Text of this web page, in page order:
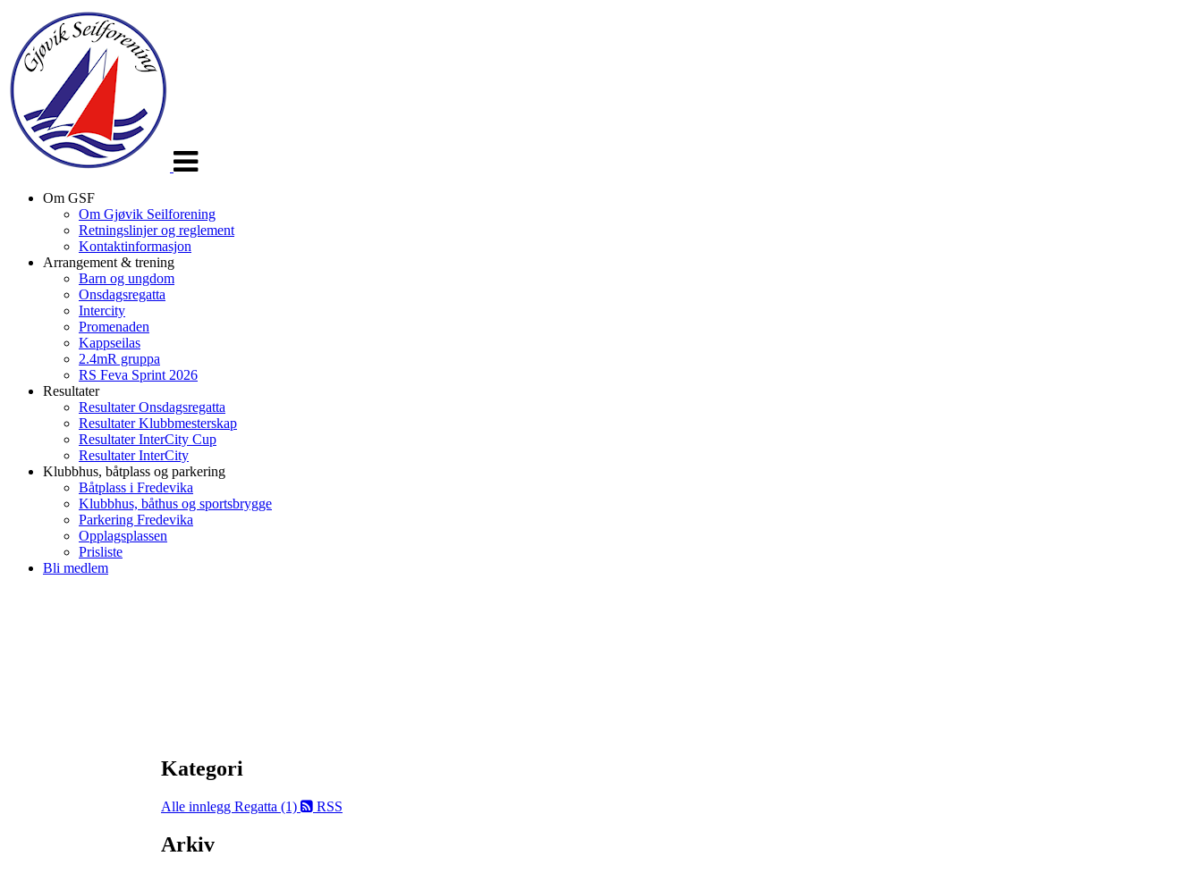
Om GSF
Om Gjøvik Seilforening
Retningslinjer og reglement
Kontaktinformasjon
Arrangement & trening
Barn og ungdom
Onsdagsregatta
Intercity
Promenaden
Kappseilas
2.4mR gruppa
RS Feva Sprint 2026
Resultater
Resultater Onsdagsregatta
Resultater Klubbmesterskap
Resultater InterCity Cup
Resultater InterCity
Klubbhus, båtplass og parkering
Båtplass i Fredevika
Klubbhus, båthus og sportsbrygge
Parkering Fredevika
Opplagsplassen
Prisliste
Bli medlem
Kategori
Alle innlegg Regatta (1) RSS
Arkiv